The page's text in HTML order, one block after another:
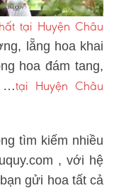
tại Huyện Châu
lẵng hoa khai
hoa đám tang,
…tại Huyện Châu
tìm kiếm nhiều
, với hệ
gửi hoa tất cả